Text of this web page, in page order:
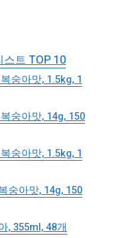
트 TOP 10
숭아맛, 1.5kg, 1
숭아맛, 14g, 150
숭아맛, 1.5kg, 1
숭아맛, 14g, 150
, 355ml, 48개